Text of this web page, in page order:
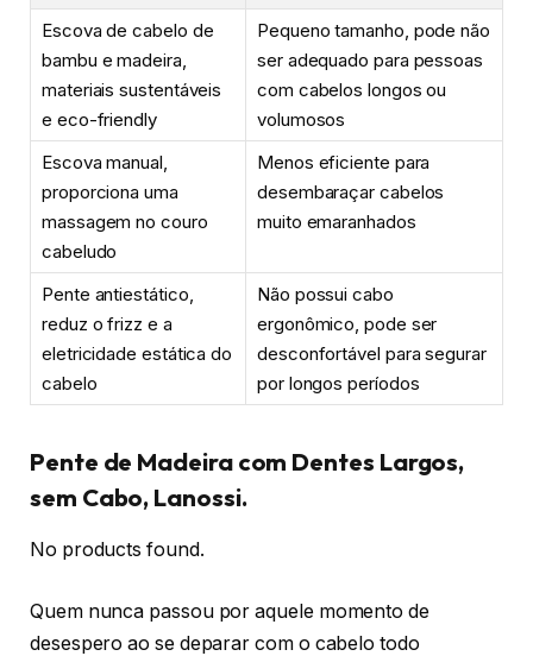
Escova de cabelo de
bambu e madeira,
materiais sustentáveis
e eco-friendly
Pequeno tamanho, pode não
ser adequado para pessoas
com cabelos longos ou
volumosos
Escova manual,
proporciona uma
massagem no couro
cabeludo
Menos eficiente para
desembaraçar cabelos
muito emaranhados
Pente antiestático,
reduz o frizz e a
eletricidade estática do
cabelo
Não possui cabo
ergonômico, pode ser
desconfortável para segurar
por longos períodos
Pente de Madeira com Dentes Largos,
sem Cabo, Lanossi.
No products found.
Quem nunca passou por aquele momento de
desespero ao se deparar com o cabelo todo